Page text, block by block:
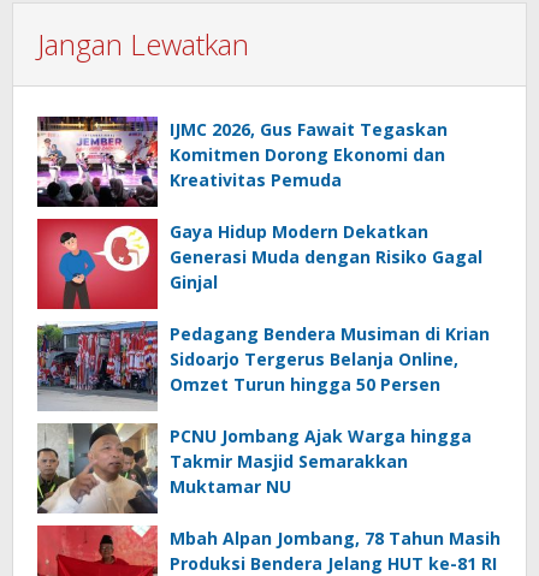
Jangan Lewatkan
IJMC 2026, Gus Fawait Tegaskan
Komitmen Dorong Ekonomi dan
Kreativitas Pemuda
Gaya Hidup Modern Dekatkan
Generasi Muda dengan Risiko Gagal
Ginjal
Pedagang Bendera Musiman di Krian
Sidoarjo Tergerus Belanja Online,
Omzet Turun hingga 50 Persen
PCNU Jombang Ajak Warga hingga
Takmir Masjid Semarakkan
Muktamar NU
Mbah Alpan Jombang, 78 Tahun Masih
Produksi Bendera Jelang HUT ke-81 RI